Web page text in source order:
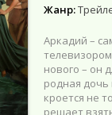
Жанр:
Аркадий –
нового – он
родная
кроется не
решает